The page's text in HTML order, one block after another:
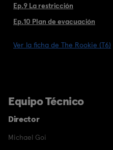
Ep.9 La restricción
Ep.10 Plan de evacuación
Ver la ficha de The Rookie (T6)
Equipo Técnico
Director
Michael Goi